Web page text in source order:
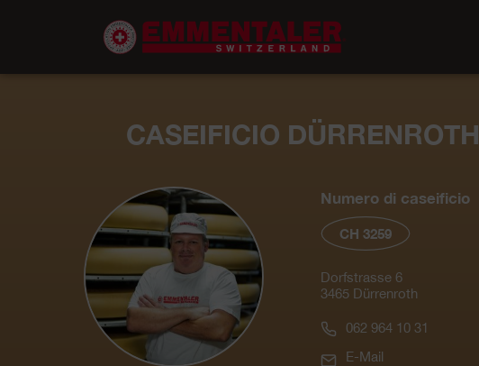
CASEIFICIO DÜRRENROTH
Numero di caseificio
CH 3259
Dorfstrasse 6
3465 Dürrenroth
062 964 10 31
E-Mail